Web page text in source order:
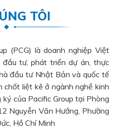
bối cảnh hạ tầng và nhu cầu
TÔI
(PCG) là doanh nghiệp Việt
tư, phát triển dự án, thực
đầu tư Nhật Bản và quốc tế
liệt kê ở ngành nghề kinh
của Pacific Group tại Phòng
Nguyễn Văn Hưởng, Phường
Hồ Chí Minh